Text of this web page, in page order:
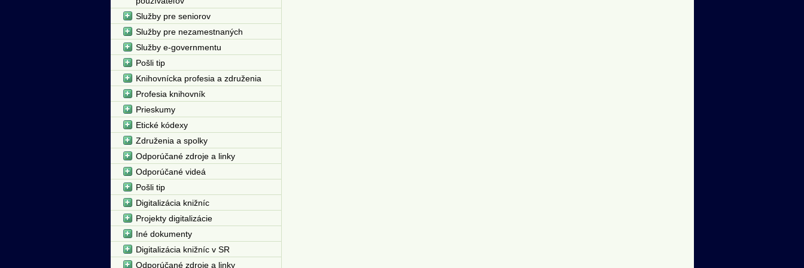
Služby pre seniorov
Služby pre nezamestnaných
Služby e-governmentu
Pošli tip
Knihovnícka profesia a združenia
Profesia knihovník
Prieskumy
Etické kódexy
Združenia a spolky
Odporúčané zdroje a linky
Odporúčané videá
Pošli tip
Digitalizácia knižníc
Projekty digitalizácie
Iné dokumenty
Digitalizácia knižníc v SR
Odporúčané zdroje a linky